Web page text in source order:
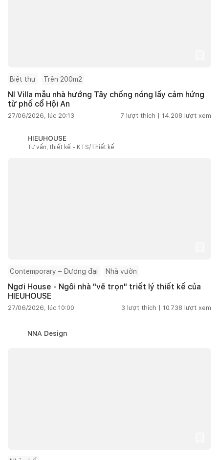
Biệt thự Trên 200m2
NI Villa mẫu nhà hướng Tây chống nóng lấy cảm hứng
từ phố cổ Hội An
27/06/2026, lúc 20:13 7 lượt thích | 14.208 lượt xem
HIEUHOUSE
Tư vấn, thiết kế - KTS/Thiết kế
Contemporary – Đương đại Nhà vườn
Ngơi House - Ngôi nhà "vẽ trọn" triết lý thiết kế của
HIEUHOUSE
27/06/2026, lúc 10:00 3 lượt thích | 10.738 lượt xem
NNA Design